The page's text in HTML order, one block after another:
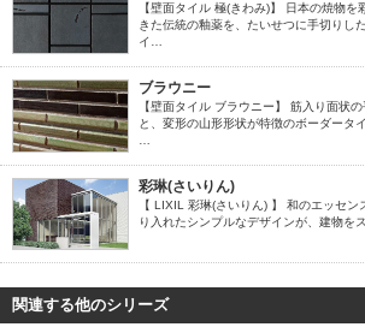
【壁面タイル 極(きわみ)】 日本の焼物を
きた伝統の釉薬を、たいせつに手切りし
イ…
ブラウニー
【壁面タイル ブラウニー】 筋入り面状の
と、変形の山形形状が特徴のボーダータイ
彩琳(さいりん)
【 LIXIL 彩琳(さいりん) 】 和のエッセン
り入れたシンプルなデザインが、建物を
関連する他のシリーズ